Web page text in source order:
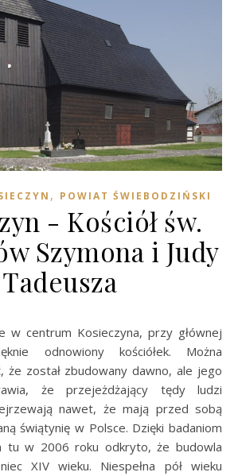
, POWIAT ŚWIEBODZIŃSKI
- Kościół św.
Szymona i Judy
Tadeusza
odnowiony kościółek. Można
że został zbudowany dawno, ale jego
że przejeżdżający tędy ludzi
nawet, że mają przed sobą
świątynię w Polsce. Dzięki badaniom
tu w 2006 roku odkryto, że budowla
XIV wieku. Niespełna pół wieku